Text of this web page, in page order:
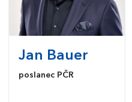
Jan Bauer
poslanec PČR